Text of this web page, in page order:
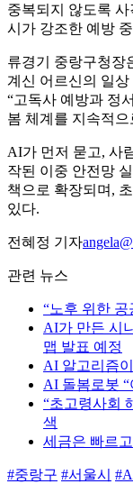
중복되지 않도록
시가 강조한 예방
류경기 중랑구청장
계신 어르신의 일상
“고독사 예방과 정
봄 체계를 지속적
AI가 먼저 묻고, 사
작된 이중 안전망
책으로 확장되며,
있다.
전혜정 기자
관련 뉴스
“노후 위한
AI가 만든 시
맵 발표 예정
AI 알고리즘
AI 돌봄로봇
“초고령사회
색
세금은 빠르
#중랑구 #서울시